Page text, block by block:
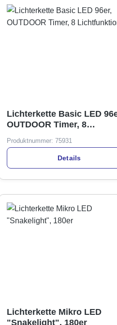
Lichterkette Basic LED
OUTDOOR Timer, 8
Produktnummer: 75931
Details
Lichterkette Mikro LED
"Snakelight", 180er